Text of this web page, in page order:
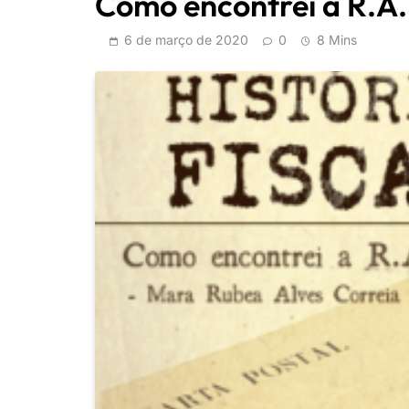
6 de março de 2020 0 8 Mins